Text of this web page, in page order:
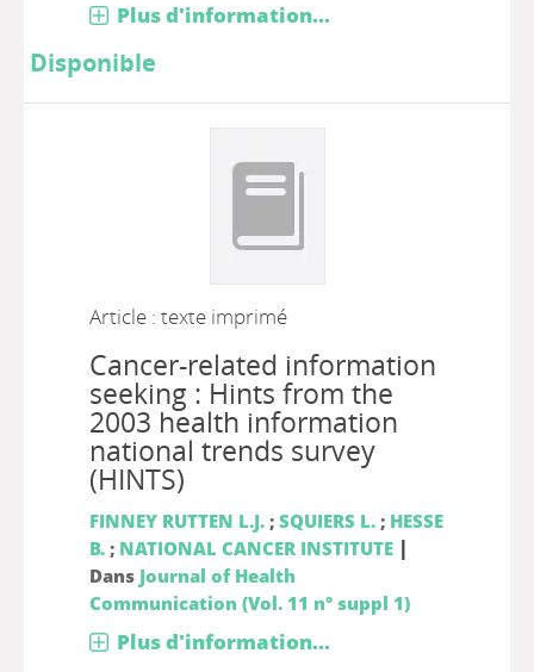
Plus d'information...
Disponible
Article : texte imprimé
Cancer-related information
seeking : Hints from the
2003 health information
national trends survey
(HINTS)
FINNEY RUTTEN L.J.; SQUIERS L.; HESSE
B.; NATIONAL CANCER INSTITUTE |
Dans Journal of Health
Communication (Vol. 11 n° suppl 1)
Plus d'information...